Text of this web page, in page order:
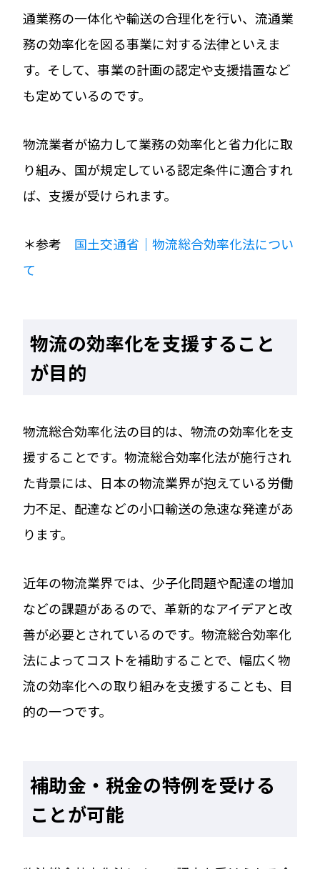
通業務の一体化や輸送の合理化を行い、流通業
務の効率化を図る事業に対する法律といえま
す。そして、事業の計画の認定や支援措置など
も定めているのです。
物流業者が協力して業務の効率化と省力化に取
り組み、国が規定している認定条件に適合すれ
ば、支援が受けられます。
＊参考 国土交通省｜物流総合効率化法につい
て
物流の効率化を支援すること
が目的
物流総合効率化法の目的は、物流の効率化を支
援することです。物流総合効率化法が施行され
た背景には、日本の物流業界が抱えている労働
力不足、配達などの小口輸送の急速な発達があ
ります。
近年の物流業界では、少子化問題や配達の増加
などの課題があるので、革新的なアイデアと改
善が必要とされているのです。物流総合効率化
法によってコストを補助することで、幅広く物
流の効率化への取り組みを支援することも、目
的の一つです。
補助金・税金の特例を受ける
ことが可能